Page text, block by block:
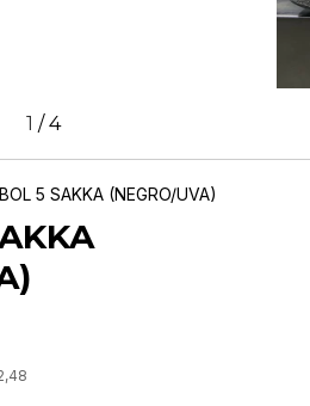
1 /4
5 SAKKA (NEGRO/UVA)